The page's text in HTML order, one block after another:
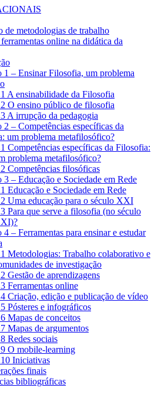
de metodologias de trabalho
online na didática da
1 – Ensinar Filosofia, um problema
A ensinabilidade da Filosofia
O ensino público de filosofia
A irrupção da pedagogia
2 – Competências específicas da
um problema metafilosófico?
Competências específicas da Filosofia:
problema metafilosófico?
Competências filosóficas
3 – Educação e Sociedade em Rede
Educação e Sociedade em Rede
Uma educação para o século XXI
Para que serve a filosofia (no século
– Ferramentas para ensinar e estudar
Metodologias: Trabalho colaborativo e
de investigação
Gestão de aprendizagens
Ferramentas online
Criação, edição e publicação de vídeo
Pósteres e infográficos
Mapas de conceitos
Mapas de argumentos
Redes sociais
O mobile-learning
Iniciativas
finais
bibliográficas